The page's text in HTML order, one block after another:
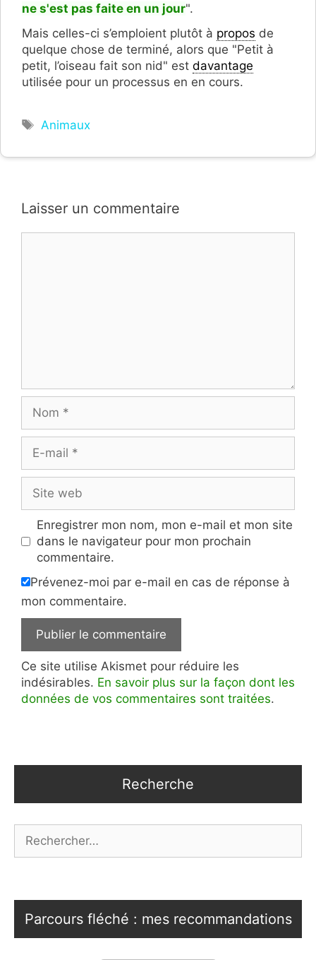
ne s'est pas faite en un jour".
Mais celles-ci s’emploient plutôt à propos de
quelque chose de terminé, alors que "Petit à
petit, l’oiseau fait son nid" est davantage
utilisée pour un processus en en cours.
Étiquettes
Animaux
Laisser un commentaire
mail
web
Enregistrer mon nom, mon e-mail et mon site
dans le navigateur pour mon prochain
commentaire.
Prévenez-moi par e-mail en cas de réponse à
mon commentaire.
Ce site utilise Akismet pour réduire les
indésirables. En savoir plus sur la façon dont les
données de vos commentaires sont traitées.
Recherche
Parcours fléché : mes recommandations